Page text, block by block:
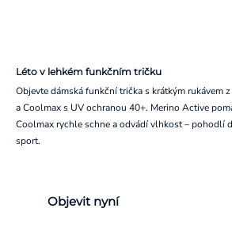
Léto v lehkém funkčním tričku
Objevte dámská funkční trička s krátkým rukávem
a Coolmax s UV ochranou 40+. Merino Active
Coolmax rychle schne a odvádí vlhkost – pohodlí
sport.
Objevit nyní